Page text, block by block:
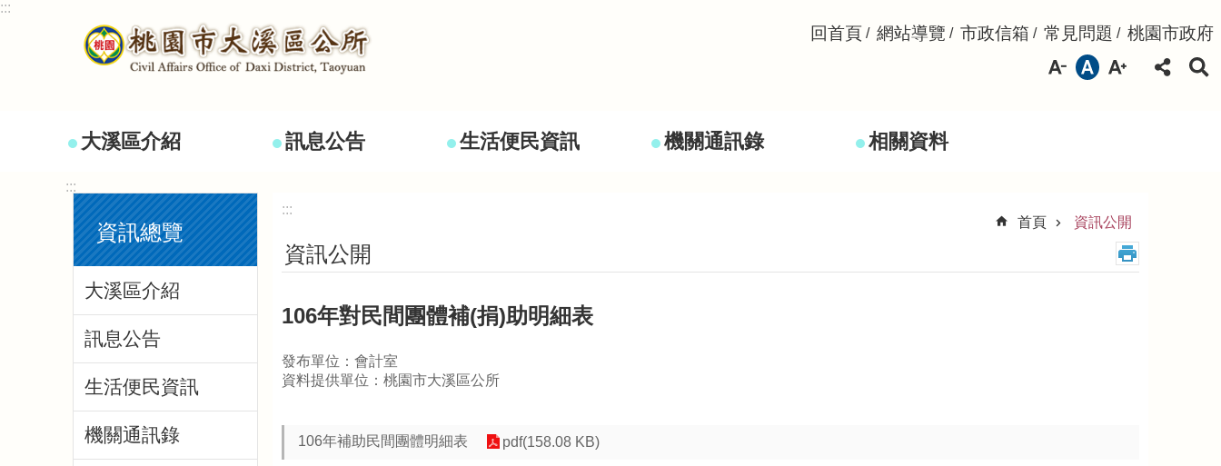
跳到主要內容區塊
:::
回首頁 網站導覽 市政信箱 常見問題 桃園市政府
大溪區介紹 訊息公告 生活便民資訊 機關通訊錄 相關資料
:::
資訊總覽
大溪區介紹
訊息公告
生活便民資訊
機關通訊錄
:::
首頁
資訊公開
資訊公開
106年對民間團體補(捐)助明細表
發布單位：會計室
資料提供單位：桃園市大溪區公所
106年補助民間團體明細表 pdf(158.08 KB)